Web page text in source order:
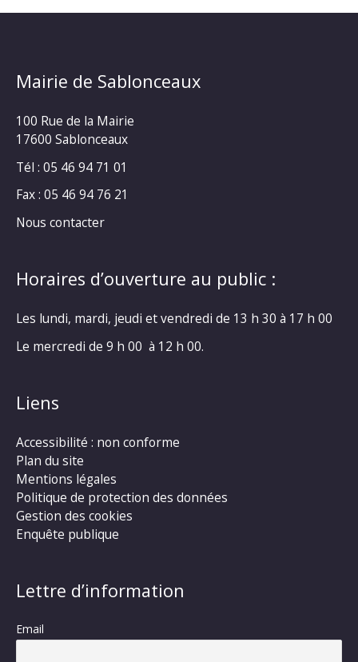
Mairie de Sablonceaux
100 Rue de la Mairie
17600 Sablonceaux
Tél : 05 46 94 71 01
Fax : 05 46 94 76 21
Nous contacter
Horaires d’ouverture au public :
Les lundi, mardi, jeudi et vendredi de 13 h 30 à 17 h 00
Le mercredi de 9 h 00 à 12 h 00.
Liens
Accessibilité : non conforme
Plan du site
Mentions légales
Politique de protection des données
Gestion des cookies
Enquête publique
Lettre d’information
Email